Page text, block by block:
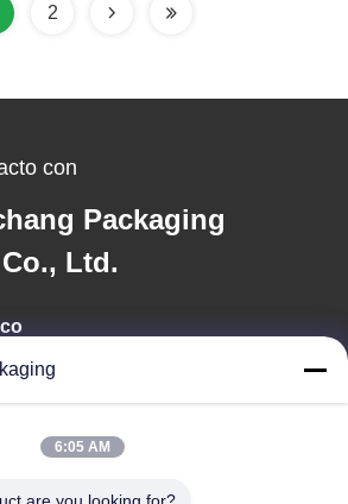
2
con
Packaging
Ltd.
6:05 AM